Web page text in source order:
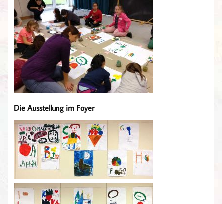
Die Ausstellung im Foyer